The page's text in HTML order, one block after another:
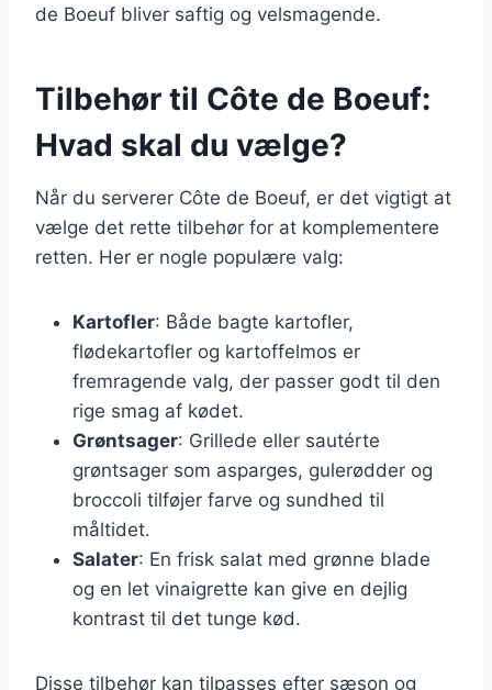
de Boeuf bliver saftig og velsmagende.
Tilbehør til Côte de Boeuf:
Hvad skal du vælge?
Når du serverer Côte de Boeuf, er det vigtigt at
vælge det rette tilbehør for at komplementere
retten. Her er nogle populære valg:
Kartofler: Både bagte kartofler,
flødekartofler og kartoffelmos er
fremragende valg, der passer godt til den
rige smag af kødet.
Grøntsager: Grillede eller sautérte
grøntsager som asparges, gulerødder og
broccoli tilføjer farve og sundhed til
måltidet.
Salater: En frisk salat med grønne blade
og en let vinaigrette kan give en dejlig
kontrast til det tunge kød.
Disse tilbehør kan tilpasses efter sæson og